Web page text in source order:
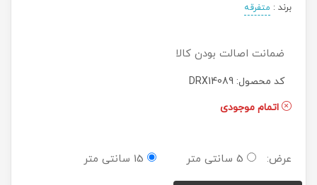
برند : متفرقه
ضمانت اصالت بودن کالا
کد محصول: DRX14089
اتمام موجودی
عرض: 5 سانتی متر 15 سانتی متر